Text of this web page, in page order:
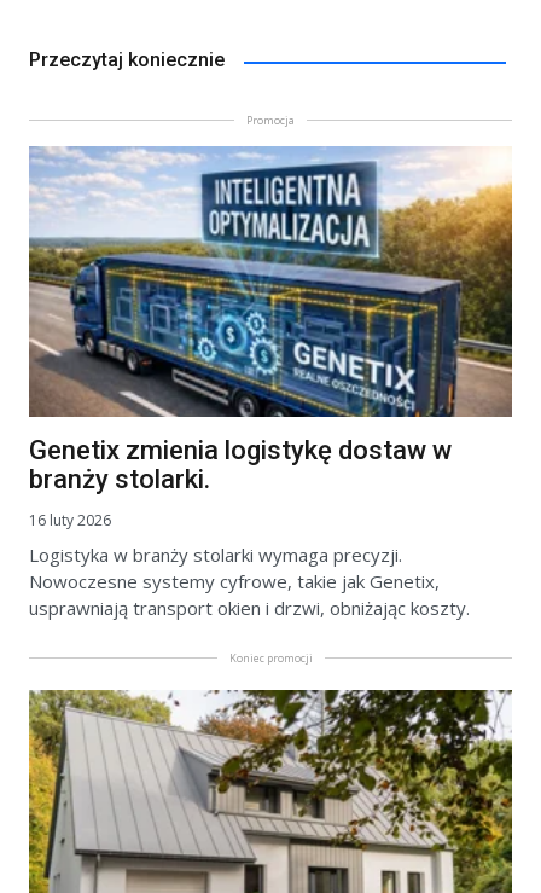
Przeczytaj koniecznie
Promocja
Genetix zmienia logistykę dostaw w
branży stolarki.
16 luty 2026
Logistyka w branży stolarki wymaga precyzji.
Nowoczesne systemy cyfrowe, takie jak Genetix,
usprawniają transport okien i drzwi, obniżając koszty.
Koniec promocji